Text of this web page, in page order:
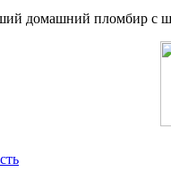
домашний пломбир с